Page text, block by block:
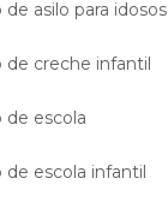
asilo para idosos
creche infantil
escola
escola infantil